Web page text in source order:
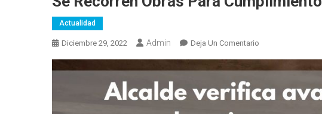
Actualidad
Diciembre 29, 2022 Admin Deja Un Comentario
Recorren
Para